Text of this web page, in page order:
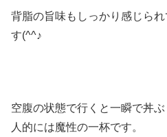
背脂の旨味もしっかり感じら
す(^^♪
空腹の状態で行くと一瞬で丼
人的には魔性の一杯です。